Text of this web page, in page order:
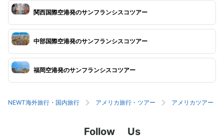
関西国際空港発のサンフランシスコツアー
中部国際空港発のサンフランシスコツアー
福岡空港発のサンフランシスコツアー
NEWT海外旅行・国内旅行 アメリカ旅行・ツアー アメリカツアー
Follow Us